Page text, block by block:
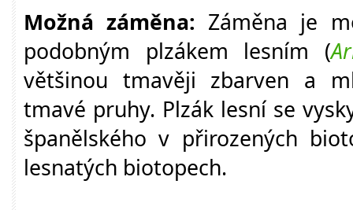
Možná záměna: Záměna je
podobným plzákem lesním (
většinou tmavěji zbarven a
tmavé pruhy. Plzák lesní se
španělského v přirozených
lesnatých biotopech.